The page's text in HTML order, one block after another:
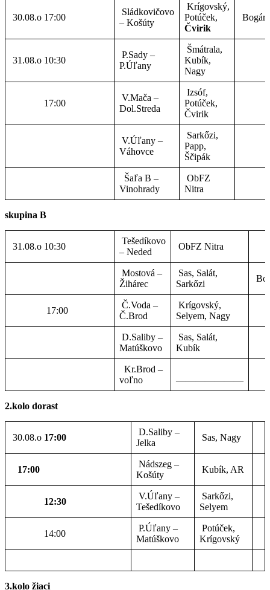
30.08.o 17:00
Sládkovičovo
– Košúty
Krígovský,
Potúček,
Čvirik
Bogár
31.08.o 10:30
P.Sady –
P.Úľany
Šmátrala,
Kubík,
Nagy
17:00
V.Mača –
Dol.Streda
Izsóf,
Potúček,
Čvirik
V.Úľany –
Váhovce
Sarkőzi,
Papp,
Ščipák
Šaľa B –
Vinohrady
ObFZ
Nitra
skupina B
31.08.o 10:30
Tešedíkovo
– Neded
ObFZ Nitra
Mostová –
Žihárec
Sas, Salát,
Sarkőzi
17:00
Č.Voda –
Č.Brod
Krígovský,
Selyem, Nagy
D.Saliby –
Matúškovo
Sas, Salát,
Kubík
Kr.Brod –
voľno
———————
2.kolo dorast
30.08.o 17:00
D.Saliby –
Jelka
Sas, Nagy
17:00
Nádszeg –
Košúty
Kubík, AR
12:30
V.Úľany –
Tešedíkovo
Sarkőzi,
Selyem
14:00
P.Úľany –
Matúškovo
Potúček,
Krígovský
3.kolo žiaci